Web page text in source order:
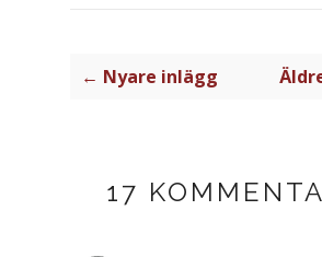
← Nyare inlägg
17